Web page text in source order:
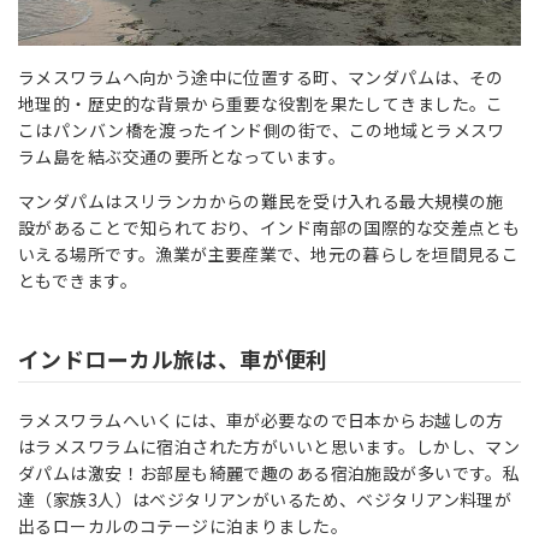
ラメスワラムへ向かう途中に位置する町、マンダパムは、その
地理的・歴史的な背景から重要な役割を果たしてきました。こ
こはパンバン橋を渡ったインド側の街で、この地域とラメスワ
ラム島を結ぶ交通の要所となっています。
マンダパムはスリランカからの難民を受け入れる最大規模の施
設があることで知られており、インド南部の国際的な交差点とも
いえる場所です。漁業が主要産業で、地元の暮らしを垣間見るこ
ともできます。
インドローカル旅は、車が便利
ラメスワラムへいくには、車が必要なので日本からお越しの方
はラメスワラムに宿泊された方がいいと思います。しかし、マン
ダパムは激安！お部屋も綺麗で趣のある宿泊施設が多いです。私
達（家族3人）はベジタリアンがいるため、ベジタリアン料理が
出るローカルのコテージに泊まりました。